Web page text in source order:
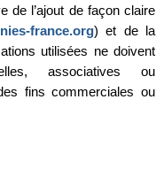
de l’ajout de façon claire
france.org) et de la
utilisées ne doivent
associatives ou
fins commerciales ou